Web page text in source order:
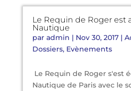
Le Requin de Roger est
Nautique
par admin | Nov 30, 2017|
Dossiers, Evènements
Le Requin de Roger s'est
Nautique de Paris avec le